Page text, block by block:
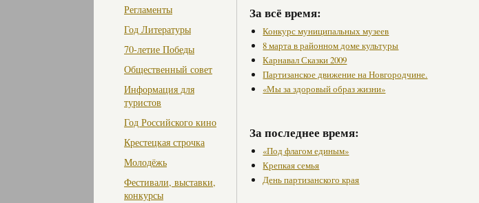
Регламенты
Год Литературы
70-летие Победы
Общественный совет
Информация для
туристов
Год Российского кино
Крестецкая строчка
Молодёжь
Фестивали, выставки,
конкурсы
За всё время:
Конкурс муниципальных музеев
8 марта в районном доме культуры
Карнавал Сказки 2009
Партизанское движение на Новгородчине.
«Мы за здоровый образ жизни»
За последнее время:
«Под флагом единым»
Крепкая семья
День партизанского края